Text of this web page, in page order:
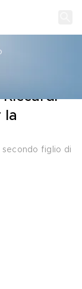
la
secondo figlio di